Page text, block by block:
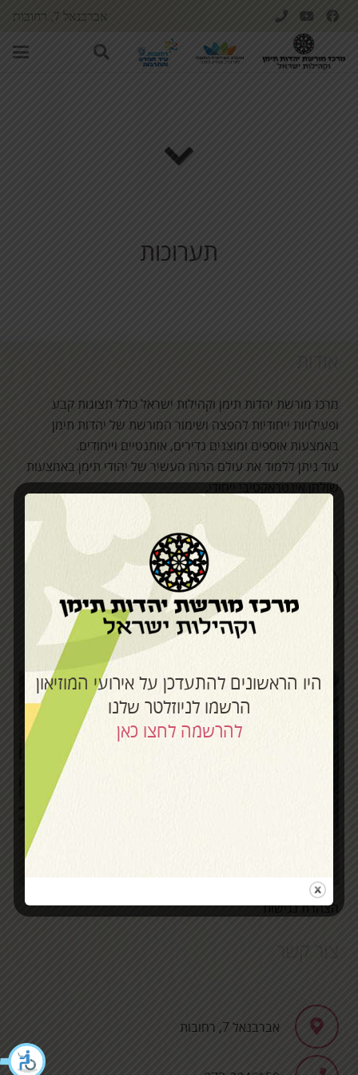
אברבנאל 7, רחובות
תערוכות
מרכז מורשת יהדות תימן וקהילות ישראל כולל תצוגות קבע
ופעילויות ייחודיות להפצה ושימור המורשת של יהדות תימן
באמצעות אוספים ומוצגים נדירים, אותנטיים וייחודים.
עוד ניתן ללמוד את עולם הרוח העשיר של יהודי תימן באמצעות
שולחן אינטראקטיבי ייחודי.
חפשו אותנו בפייסבוק
מרכז מורשת
הצהרת נגישות
אברבנאל 7, רחובות
היו הראשונים להתעדכן על אירועי המוזיאון
הרשמו לניוזלטר שלנו
להרשמה לחצו כאן